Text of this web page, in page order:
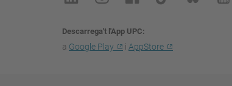
Descarrega't l'App UPC
a Google Play i AppStore